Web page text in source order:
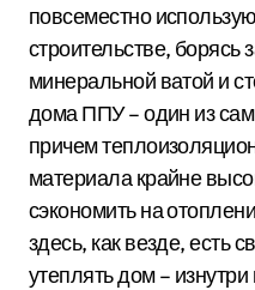
повсеместно
строительстве, борясь
минеральной ватой и
дома ППУ – один из
причем
материала крайне
сэкономить на
здесь, как везде, есть
утеплять дом –